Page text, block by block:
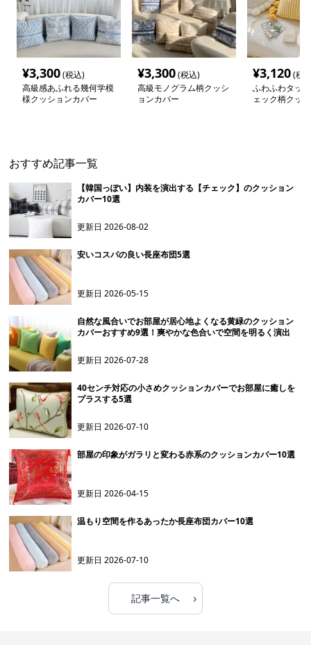
¥3,300(税込)
高級感あふれる幾何学模
様クッションカバー
¥3,300(税込)
高級モノグラム柄クッシ
ョンカバー
¥3,120(税
ふわふわタッ
ェック柄クッ
おすすめ記事一覧
【韓国っぽい】内装を演出する【チェック】のクッション
カバー10選
更新日2026-08-02
安いコスパの良い長座布団5選
更新日2026-05-15
自然な風合いでお部屋が居心地よくなる黄緑のクッション
カバーおすすめ9選！爽やかな色合いで空間を明るく演出
更新日2026-07-28
40センチ対応の小さめクッションカバーでお部屋に癒しを
プラスする5選
更新日2026-07-10
部屋の印象がガラリと変わる赤系のクッションカバー10選
更新日2026-04-15
温もり空間を作るあったか長座布団カバー10選
更新日2026-07-10
記事一覧へ ›